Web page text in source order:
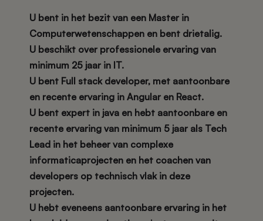
U bent in het bezit van een Master in
Computerwetenschappen en bent drietalig.
U beschikt over professionele ervaring van
minimum 25 jaar in IT.
U bent Full stack developer, met aantoonbare
en recente ervaring in Angular en React.
U bent expert in java en hebt aantoonbare en
recente ervaring van minimum 5 jaar als Tech
Lead in het beheer van complexe
informaticaprojecten en het coachen van
developers op technisch vlak in deze
projecten.
U hebt eveneens aantoonbare ervaring in het